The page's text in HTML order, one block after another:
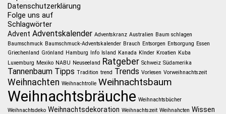
Datenschutzerklärung
Folge uns auf
Schlagwörter
Advent Adventskalender Adventskranz Australien Baum schlagen
Baumschmuck Baumschmuck-Adventskalender Brauch Entsorgen Entsorgung Essen
Griechenland Grönland Hamburg Info Island Kanada KInder Kroatien Kuba
Luxemburg Mexiko NABU Neuseeland Ratgeber Schweiz Südamerika
Tannenbaum Tipps Tradition trend Trends Vorlesen Vorweihnachtszeit
Weihnachten Weihnachtrolle Weihnachtsbaum
Weihnachtsbräuche Weihnachtsbücher
Weihnachtsdeko Weihnachtsdekoration Weihnachtszeit Weihnahcten Wissen